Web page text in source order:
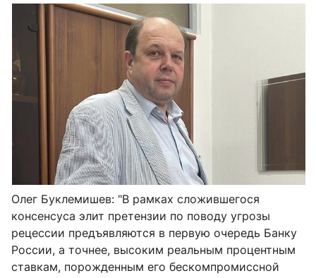
Олег Буклемишев: "В рамках сложившегося
консенсуса элит претензии по поводу угрозы
рецессии предъявляются в первую очередь Банку
России, а точнее, высоким реальным процентным
ставкам, порожденным его бескомпромиссной